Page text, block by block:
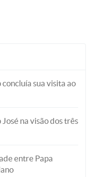
concluía sua visita ao
na visão dos três
entre Papa